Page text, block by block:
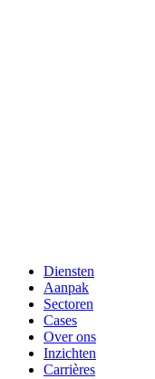
Diensten
Aanpak
Sectoren
Cases
Over ons
Inzichten
Carrières